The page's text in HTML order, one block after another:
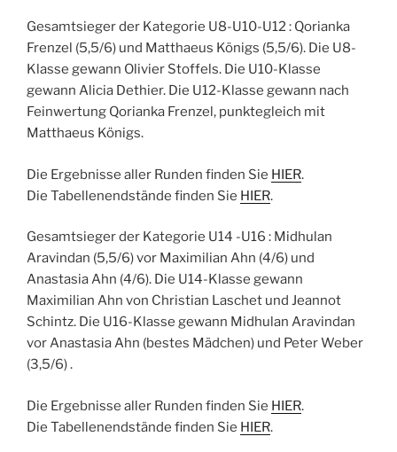
Gesamtsieger der Kategorie U8-U10-U12 : Qorianka
Frenzel (5,5/6) und Matthaeus Königs (5,5/6). Die U8-
Klasse gewann Olivier Stoffels. Die U10-Klasse
gewann Alicia Dethier. Die U12-Klasse gewann nach
Feinwertung Qorianka Frenzel, punktegleich mit
Matthaeus Königs.
Die Ergebnisse aller Runden finden Sie HIER.
Die Tabellenendstände finden Sie HIER.
Gesamtsieger der Kategorie U14 -U16 : Midhulan
Aravindan (5,5/6) vor Maximilian Ahn (4/6) und
Anastasia Ahn (4/6). Die U14-Klasse gewann
Maximilian Ahn von Christian Laschet und Jeannot
Schintz. Die U16-Klasse gewann Midhulan Aravindan
vor Anastasia Ahn (bestes Mädchen) und Peter Weber
(3,5/6) .
Die Ergebnisse aller Runden finden Sie HIER.
Die Tabellenendstände finden Sie HIER.